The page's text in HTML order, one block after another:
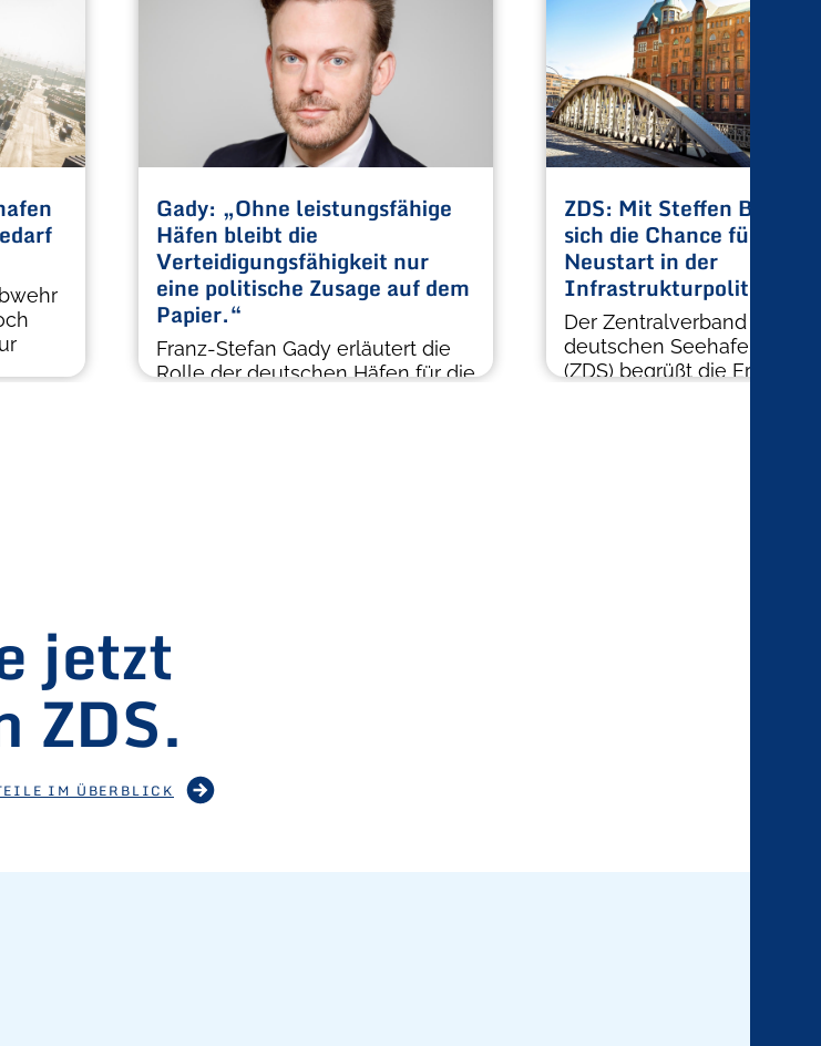
Gady: „Ohne leistungsfähige
Häfen bleibt die
Verteidigungsfähigkeit nur
eine politische Zusage auf dem
Papier.“
Franz-Stefan Gady erläutert die
Rolle der deutschen Häfen für die
ZDS: Mit Steffen Bilger
sich die Chance für einen
Neustart in der
Infrastrukturpolitik
Der Zentralverband der
deutschen
(ZDS) begrüßt die
jetzt
ZDS.
IM ÜBERBLICK